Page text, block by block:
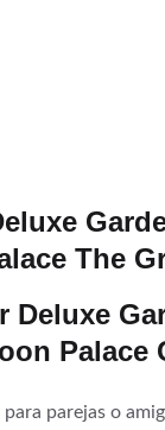
The
para parejas o
Deluxe
Palace